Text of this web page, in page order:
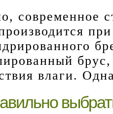
современное
влаги.